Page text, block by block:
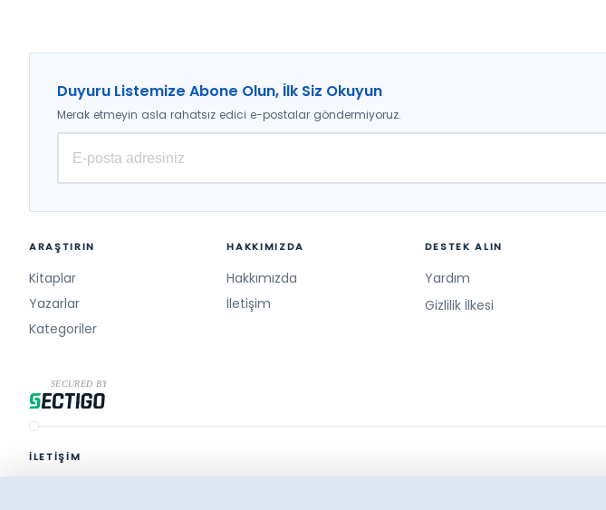
Duyuru Listemize Abone Olun, İlk Siz Okuyun
Merak etmeyin asla rahatsız edici e-postalar göndermiyoruz.
ARAŞTIRIN
Kitaplar
Yazarlar
Kategoriler
HAKKIMIZDA
Hakkımızda
İletişim
DESTEK ALIN
Yardım
Gizlilik İlkesi
İLETİŞİM